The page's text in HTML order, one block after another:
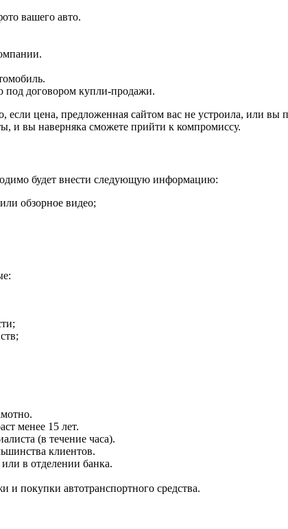
вашего авто.
под договором купли-продажи.
если цена, предложенная сайтом вас не устроила, или
и вы наверняка сможете прийти к компромиссу.
будет внести следующую информацию:
обзорное видео;
менее 15 лет.
(в течение часа).
клиентов.
в отделении банка.
и покупки автотранспортного средства.